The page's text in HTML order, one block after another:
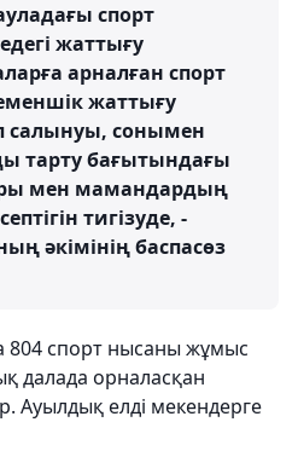
спорт
жаттығу
арналған спорт
жаттығу
салынуы, сонымен
тарту бағытындағы
мен мамандардың
тигізуде, -
әкімінің баспасөз
804 спорт нысаны жұмыс
далада орналасқан
Ауылдық елді мекендерге